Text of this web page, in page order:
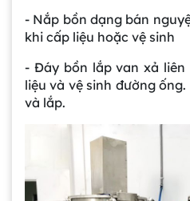
- Nắp bồn dạng bán
khi cấp liệu hoặc vệ sinh
- Đáy bồn lắp van xả
liệu và vệ sinh đường
và lắp.